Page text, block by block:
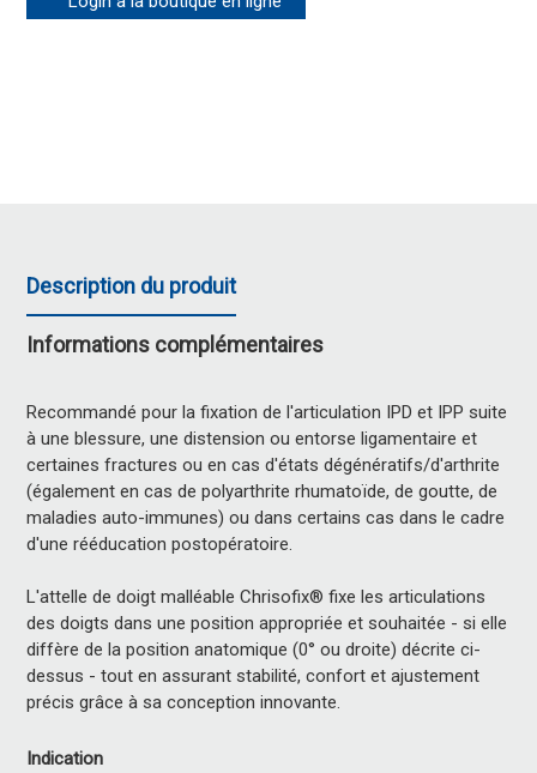
Description du produit
Informations complémentaires
Recommandé pour la fixation de l'articulation IPD et IPP suite
à une blessure, une distension ou entorse ligamentaire et
certaines fractures ou en cas d'états dégénératifs/d'arthrite
(également en cas de polyarthrite rhumatoïde, de goutte, de
maladies auto-immunes) ou dans certains cas dans le cadre
d'une rééducation postopératoire.
L'attelle de doigt malléable Chrisofix® fixe les articulations
des doigts dans une position appropriée et souhaitée - si elle
diffère de la position anatomique (0° ou droite) décrite ci-
dessus - tout en assurant stabilité, confort et ajustement
précis grâce à sa conception innovante.
Indication